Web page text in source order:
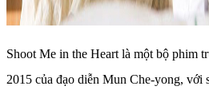
Shoot Me in the Heart là một bộ phim
2015 của đạo diễn Mun Che-yong, với